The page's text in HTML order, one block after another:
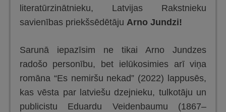
literatūrzinātnieku, Latvijas Rakstnieku
savienības priekšsēdētāju Arno Jundzi!
Sarunā iepazīsim ne tikai Arno Jundzes
radošo personību, bet ielūkosimies arī viņa
romāna “Es nemiršu nekad” (2022) lappusēs,
kas vēsta par latviešu dzejnieku, tulkotāju un
publicistu Eduardu Veidenbaumu (1867–